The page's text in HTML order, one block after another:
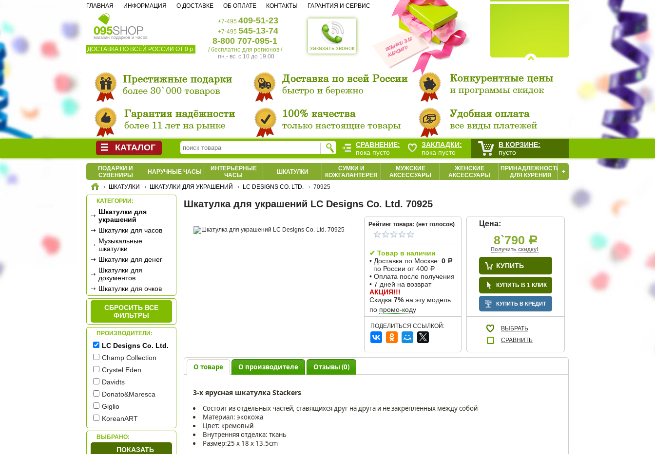
магазин подарков и часов
ДОСТАВКА ПО ВСЕЙ РОССИИ ОТ 0 р. заказать звонок
+7-495 409-51-23
+7-495 545-13-74
8-800 707-095-1
/ бесплатно для регионов /
пн.- вс. c 10 до 19.00
ГЛАВНАЯ ИНФОРМАЦИЯ О ДОСТАВКЕ ОБ ОПЛАТЕ КОНТАКТЫ ГАРАНТИЯ И СЕРВИС
ПОДАРКИ И
СУВЕНИРЫ
НАРУЧНЫЕ ЧАСЫ
ИНТЕРЬЕРНЫЕ
ЧАСЫ
ШКАТУЛКИ
СУМКИ И
КОЖГАЛАНТЕРЕЯ
МУЖСКИЕ
АКСЕССУАРЫ
ЖЕНСКИЕ
АКСЕССУАРЫ
ПРИНАДЛЕЖНОСТИ
ДЛЯ КУРЕНИЯ
+
ШКАТУЛКИ ШКАТУЛКИ ДЛЯ УКРАШЕНИЙ LC DESIGNS CO. LTD. 70925
КАТЕГОРИИ:
Шкатулки для
украшений
Шкатулки для часов
Музыкальные
шкатулки
Шкатулки для денег
Шкатулки для
документов
Шкатулки для очков
Шкатулки для
рукоделия
СБРОСИТЬ ВСЕ
ФИЛЬТРЫ
ПРОИЗВОДИТЕЛИ:
LC Designs Co. Ltd.
Champ Collection
Crystel Eden
Davidts
Donato&Maresca
Giglio
KoreanART
Rovertime
TechBox
ВЫБРАНО:
ПОКАЗАТЬ
Шкатулка для украшений LC Designs Co. Ltd. 70925
Рейтинг товара: (нет голосов)
✔ Товар в наличии
• Доставка по Москве: 0 Р
по России от 400 Р
• Оплата после получения
• 7 дней на возврат
АКЦИЯ!!!
Скидка 7% на эту модель
по промо-коду
ПОДЕЛИТЬСЯ ССЫЛКОЙ:
Цена:
8`790 Р
Получить скидку!
КУПИТЬ
КУПИТЬ В 1 КЛИК
КУПИТЬ В КРЕДИТ
ВЫБРАТЬ
СРАВНИТЬ
О товаре О производителе Отзывы (0)
3-х ярусная шкатулка Stackers
Состоит из отдельных частей, ставящихся друг на друга и не закрепленных между собой
Материал: экокожа
Цвет: кремовый
Внутренняя отделка: ткань
Размер:25 x 18 x 13.5cm
КАТАЛОГ
СРАВНЕНИЕ:
пока пусто
ЗАКЛАДКИ:
пока пусто
В КОРЗИНЕ:
пусто